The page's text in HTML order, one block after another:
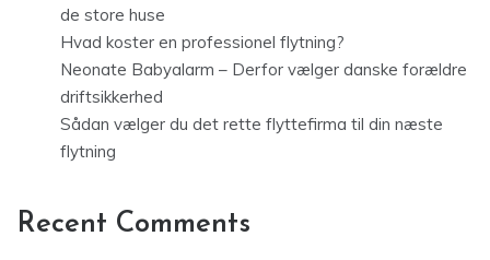
de store huse
Hvad koster en professionel flytning?
Neonate Babyalarm – Derfor vælger danske forældre
driftsikkerhed
Sådan vælger du det rette flyttefirma til din næste
flytning
Recent Comments